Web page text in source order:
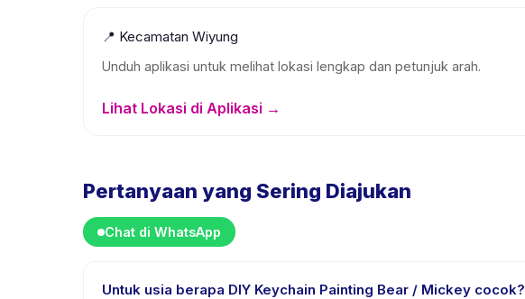
📍 Kecamatan Wiyung
Unduh aplikasi untuk melihat lokasi lengkap dan petunjuk arah.
Lihat Lokasi di Aplikasi →
Pertanyaan yang Sering Diajukan
Chat di WhatsApp
Untuk usia berapa DIY Keychain Painting Bear / Mickey cocok?